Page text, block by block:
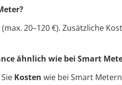
20–120 €). Zusätzliche
ähnlich wie bei Smart
Kosten wie bei Smart